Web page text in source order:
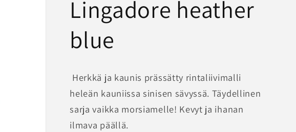
Lingadore heather
blue
Herkkä ja kaunis prässätty rintaliivimalli
heleän kauniissa sinisen sävyssä. Täydellinen
sarja vaikka morsiamelle! Kevyt ja ihanan
ilmava päällä.